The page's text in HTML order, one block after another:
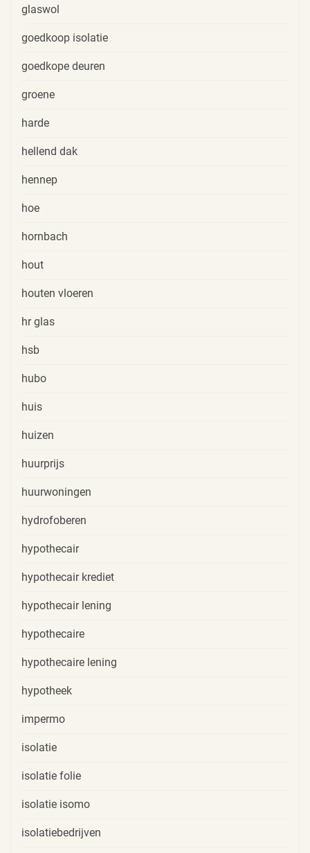
glaswol
goedkoop isolatie
goedkope deuren
groene
harde
hellend dak
hennep
hoe
hornbach
hout
houten vloeren
hr glas
hsb
hubo
huis
huizen
huurprijs
huurwoningen
hydrofoberen
hypothecair
hypothecair krediet
hypothecair lening
hypothecaire
hypothecaire lening
hypotheek
impermo
isolatie
isolatie folie
isolatie isomo
isolatiebedrijven